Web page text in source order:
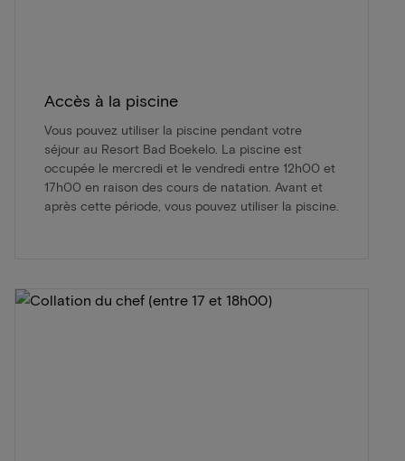
Accès à la piscine
Vous pouvez utiliser la piscine pendant votre
séjour au Resort Bad Boekelo. La piscine est
occupée le mercredi et le vendredi entre 12h00 et
17h00 en raison des cours de natation. Avant et
après cette période, vous pouvez utiliser la piscine.